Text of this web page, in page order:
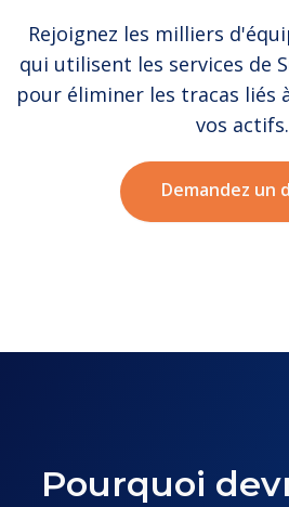
Rejoignez les milliers
qui utilisent les services de
pour éliminer les tracas liés
vos actifs.
Demandez un
Pourquoi